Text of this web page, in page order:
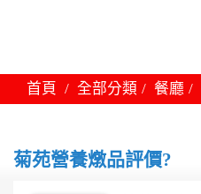
首頁 全部分類 餐廳
菊苑營養燉品評價?